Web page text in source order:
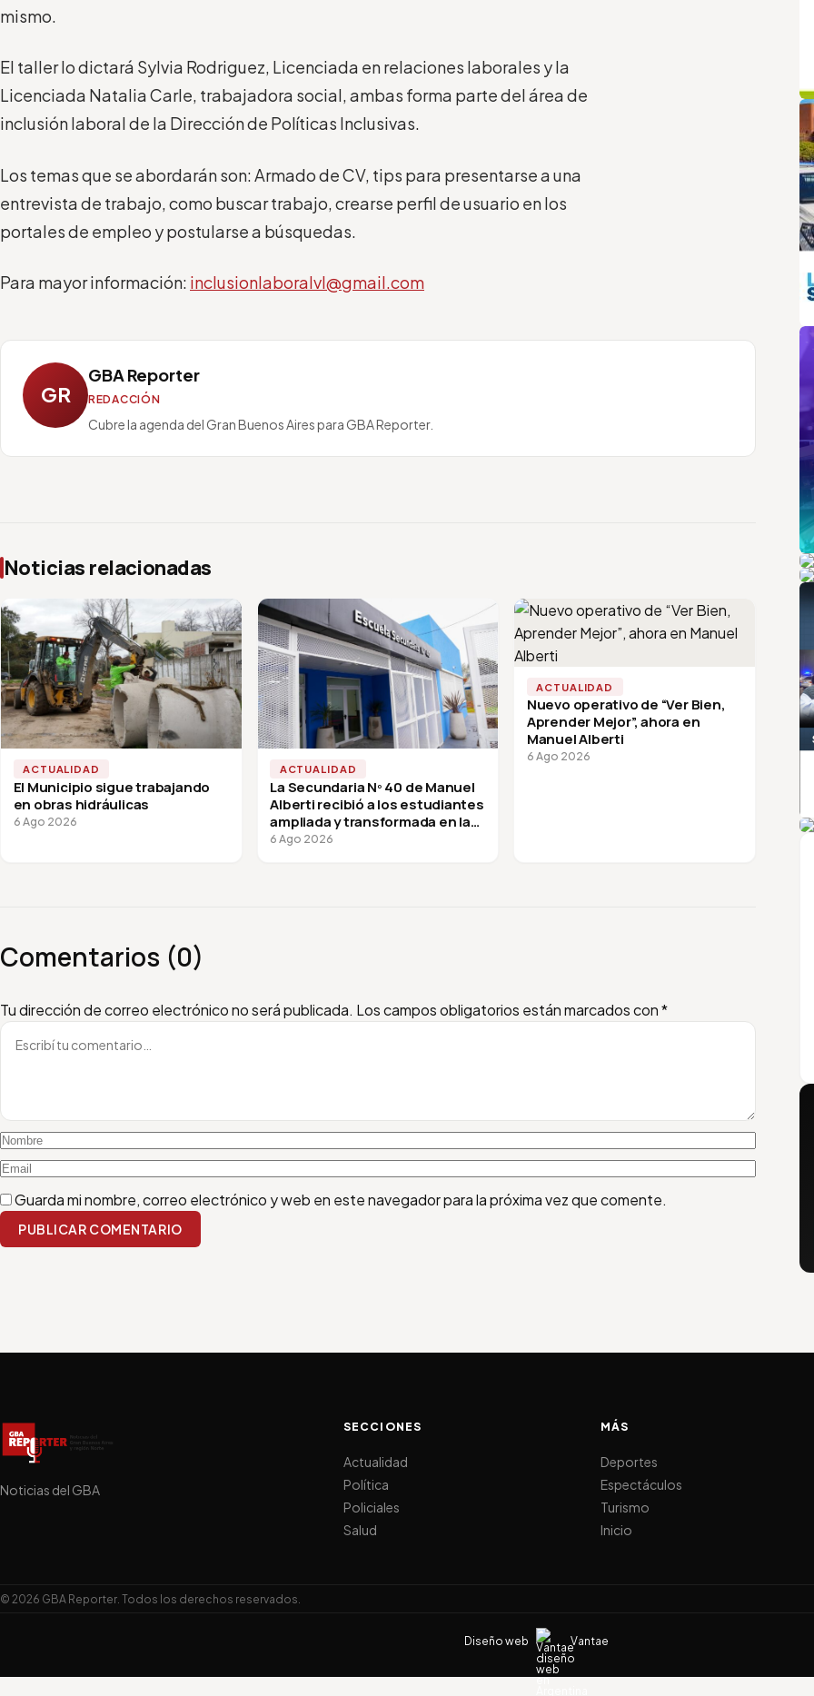
mismo.
El taller lo dictará Sylvia Rodriguez, Licenciada en relaciones laborales y la
Licenciada Natalia Carle, trabajadora social, ambas forma parte del área de
inclusión laboral de la Dirección de Políticas Inclusivas.
Los temas que se abordarán son: Armado de CV, tips para presentarse a una
entrevista de trabajo, como buscar trabajo, crearse perfil de usuario en los
portales de empleo y postularse a búsquedas.
Para mayor información: inclusionlaboralvl@gmail.com
GR
GBA Reporter
REDACCIÓN
Cubre la agenda del Gran Buenos Aires para GBA Reporter.
Noticias relacionadas
ACTUALIDAD
El Municipio sigue trabajando
en obras hidráulicas
6 Ago 2026
ACTUALIDAD
La Secundaria Nº 40 de Manuel
Alberti recibió a los estudiantes
ampliada y transformada en la
vuelta a clases
6 Ago 2026
ACTUALIDAD
Nuevo operativo de “Ver Bien,
Aprender Mejor”, ahora en
Manuel Alberti
6 Ago 2026
Comentarios (0)
Tu dirección de correo electrónico no será publicada. Los campos obligatorios están marcados con*
Escribí tu comentario
Nombre
Email
Guarda mi nombre, correo electrónico y web en este navegador para la próxima vez que comente.
PUBLICAR COMENTARIO
Noticias del GBA
SECCIONES
Actualidad
Política
Policiales
Salud
MÁS
Deportes
Espectáculos
Turismo
Inicio
© 2026 GBA Reporter. Todos los derechos reservados.
Diseño web Vantae